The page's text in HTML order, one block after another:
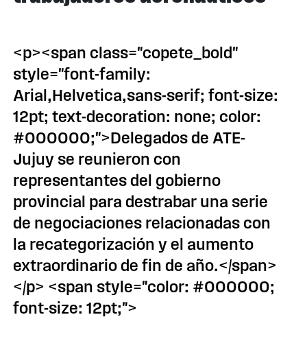
<p><span class="copete_bold"
style="font-family:
Arial,Helvetica,sans-serif; font-size:
12pt; text-decoration: none; color:
#000000;">Delegados de ATE-
Jujuy se reunieron con
representantes del gobierno
provincial para destrabar una serie
de negociaciones relacionadas con
la recategorización y el aumento
extraordinario de fin de año.</span>
</p> <span style="color: #000000;
font-size: 12pt;">